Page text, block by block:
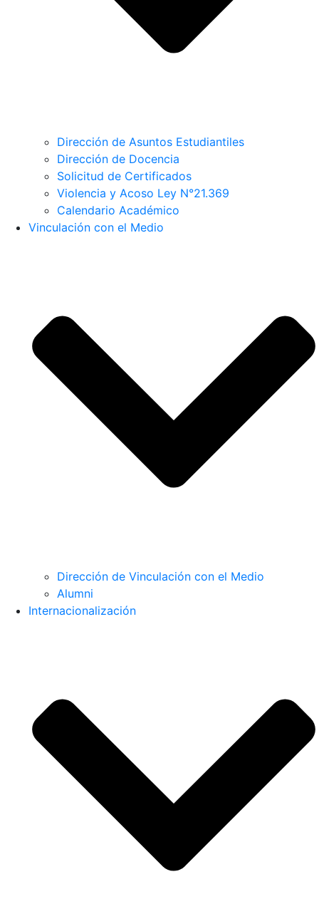
Dirección de Asuntos Estudiantiles
Dirección de Docencia
Solicitud de Certificados
Violencia y Acoso Ley N°21.369
Calendario Académico
Vinculación con el Medio
Dirección de Vinculación con el Medio
Alumni
Internacionalización